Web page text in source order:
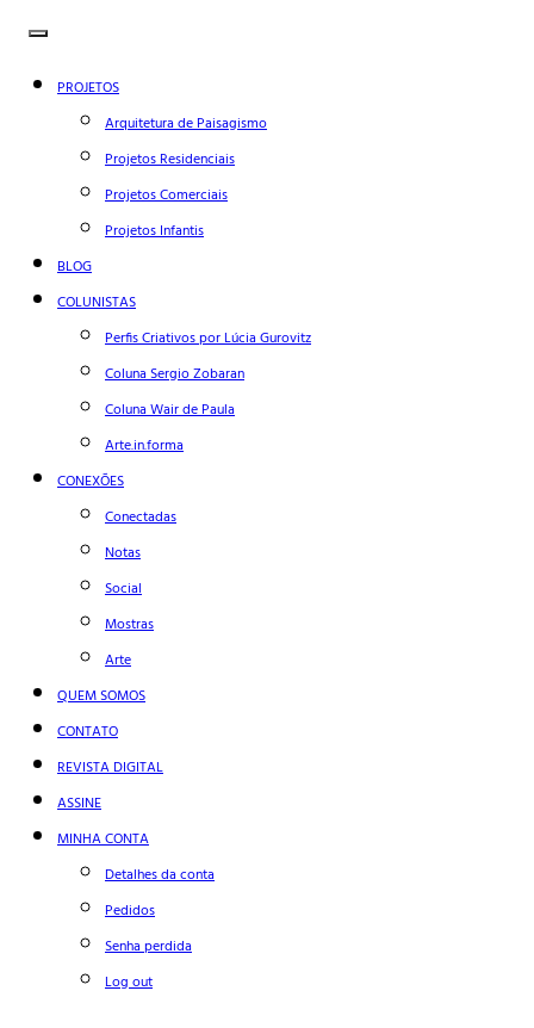
PROJETOS
Arquitetura de Paisagismo
Projetos Residenciais
Projetos Comerciais
Projetos Infantis
BLOG
COLUNISTAS
Perfis Criativos por Lúcia Gurovitz
Coluna Sergio Zobaran
Coluna Wair de Paula
Arte.in.forma
CONEXÕES
Conectadas
Notas
Social
Mostras
Arte
QUEM SOMOS
CONTATO
REVISTA DIGITAL
ASSINE
MINHA CONTA
Detalhes da conta
Pedidos
Senha perdida
Log out